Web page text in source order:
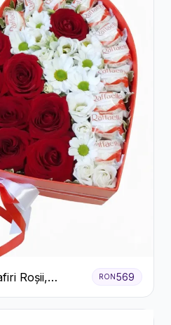
Roșii,
RON 569